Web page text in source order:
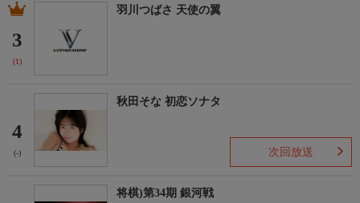
3
(1)
羽川つばさ 天使の翼
4
(-)
秋田そな 初恋ソナタ
次回放送
将棋)第34期 銀河戦